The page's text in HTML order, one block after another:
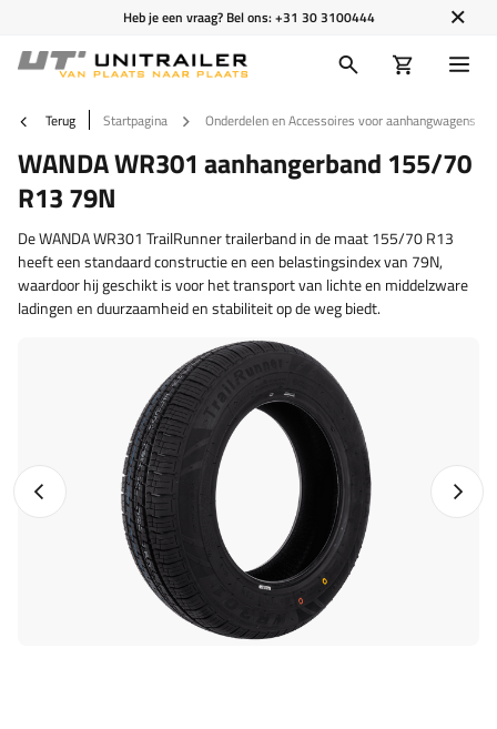
Heb je een vraag? Bel ons:+31 30 3100444
Terug Startpagina Onderdelen en Accessoires voor aanhangwagens
WANDA WR301 aanhangerband 155/70
R13 79N
De WANDA WR301 TrailRunner trailerband in de maat 155/70 R13
heeft een standaard constructie en een belastingsindex van 79N,
waardoor hij geschikt is voor het transport van lichte en middelzware
ladingen en duurzaamheid en stabiliteit op de weg biedt.
Vorige foto